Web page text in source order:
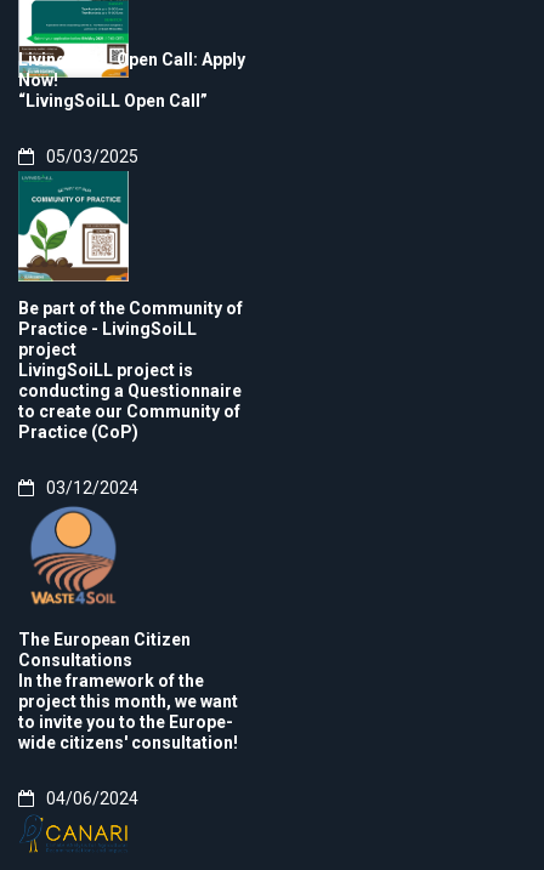
LivingSoiLL Open Call: Apply
Now!
“LivingSoiLL Open Call”
05/03/2025
Be part of the Community of
Practice - LivingSoiLL
project
LivingSoiLL project is
conducting a Questionnaire
to create our Community of
Practice (CoP)
03/12/2024
The European Citizen
Consultations
In the framework of the
project this month, we want
to invite you to the Europe-
wide citizens' consultation!
04/06/2024